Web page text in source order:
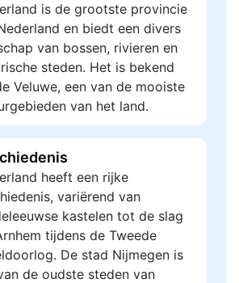
is de grootste provincie
en biedt een divers
van bossen, rivieren en
steden. Het is bekend
Veluwe, een van de mooiste
van het land.
heeft een rijke
variërend van
kastelen tot de slag
tijdens de Tweede
De stad Nijmegen is
de oudste steden van